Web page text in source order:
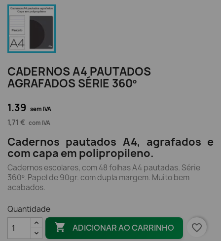
CADERNOS A4 PAUTADOS
AGRAFADOS SÉRIE 360º
1.39 sem IVA
1,71 € com IVA
Cadernos pautados A4, agrafados e
com capa em polipropileno.
Cadernos escolares, com 48 folhas A4 pautadas. Série
360º. Papel de 90gr. com dupla margem. Muito bem
acabados.
Quantidade
 ADICIONAR AO CARRINHO favorite_border